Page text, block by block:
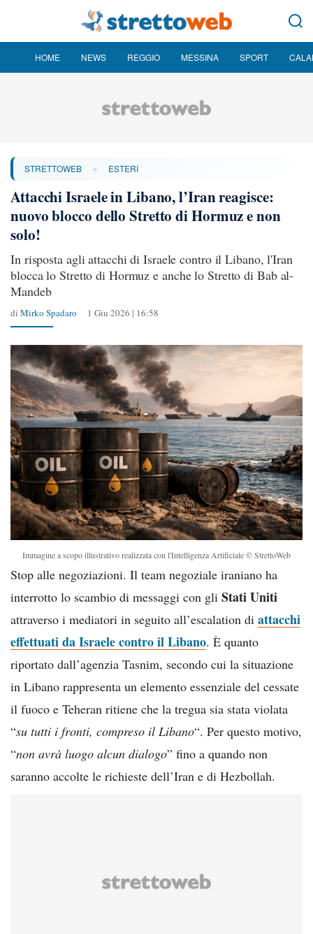
HOME NEWS REGGIO MESSINA SPORT
STRETTOWEB » ESTERI
Attacchi Israele in Libano, l’Iran reagisce:
nuovo blocco dello Stretto di Hormuz e non
solo!
In risposta agli attacchi di Israele contro il Libano, l'Iran
blocca lo Stretto di Hormuz e anche lo Stretto di Bab al-
Mandeb
di Mirko Spadaro 1 Giu 2026 | 16:58
Immagine a scopo illustrativo realizzata con l'Intelligenza Artificiale © StrettoWeb
Stop alle negoziazioni. Il team negoziale iraniano ha
interrotto lo scambio di messaggi con gli Stati Uniti
attraverso i mediatori in seguito all’escalation di attacchi
effettuati da Israele contro il Libano. È quanto
riportato dall’agenzia Tasnim, secondo cui la situazione
in Libano rappresenta un elemento essenziale del cessate
il fuoco e Teheran ritiene che la tregua sia stata violata
“su tutti i fronti, compreso il Libano“. Per questo motivo,
“non avrà luogo alcun dialogo” fino a quando non
saranno accolte le richieste dell’Iran e di Hezbollah.